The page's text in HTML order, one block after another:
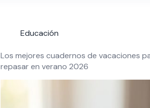
Educación
Los mejores cuadernos de vacaciones
repasar en verano 2026